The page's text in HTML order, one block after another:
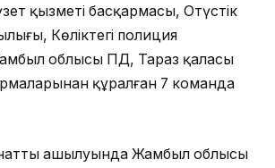
қызметі басқармасы, Оңтүстік
Көліктегі полиция
облысы ПД, Тараз қаласы
құралған 7 команда
ашылуында Жамбыл облысы